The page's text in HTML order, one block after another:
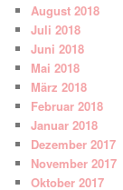
August 2018
Juli 2018
Juni 2018
Mai 2018
März 2018
Februar 2018
Januar 2018
Dezember 2017
November 2017
Oktober 2017